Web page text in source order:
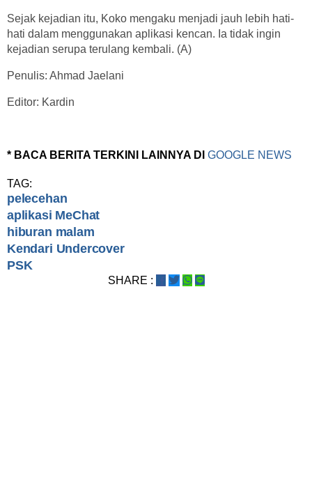
Sejak kejadian itu, Koko mengaku menjadi jauh lebih hati-
hati dalam menggunakan aplikasi kencan. Ia tidak ingin
kejadian serupa terulang kembali. (A)
Penulis: Ahmad Jaelani
Editor: Kardin
* BACA BERITA TERKINI LAINNYA DI GOOGLE NEWS
TAG:
pelecehan
aplikasi MeChat
hiburan malam
Kendari Undercover
PSK
SHARE :